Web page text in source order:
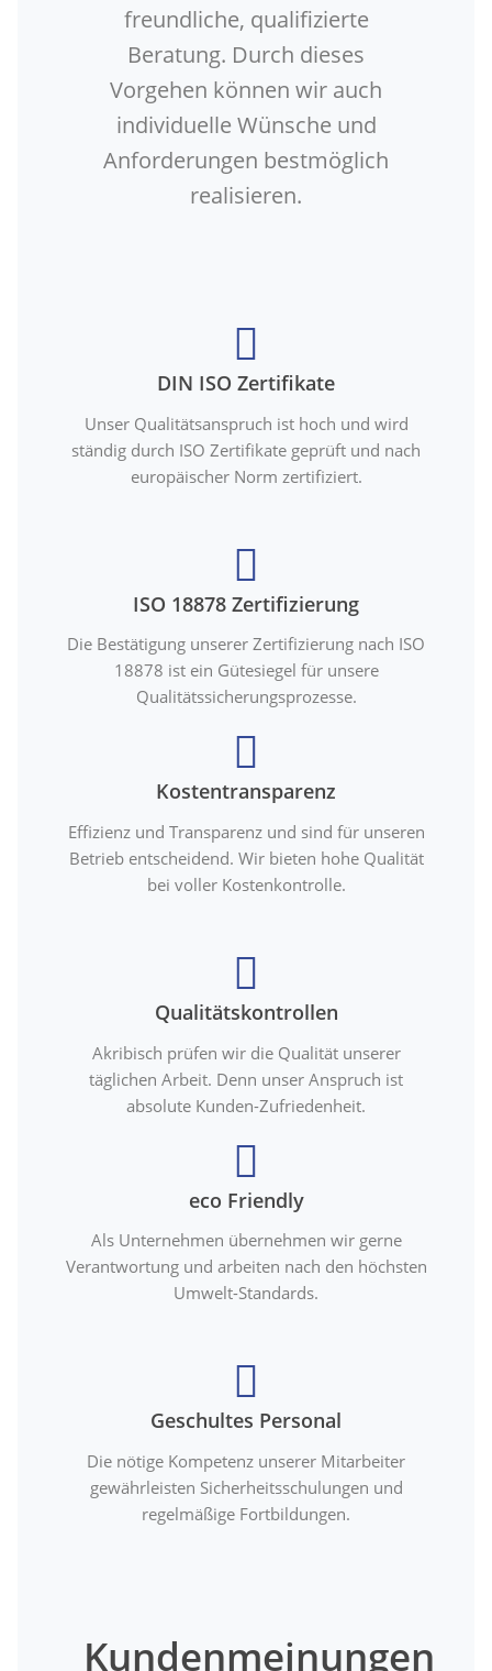
freundliche, qualifizierte
Beratung. Durch dieses
Vorgehen können wir auch
individuelle Wünsche und
Anforderungen bestmöglich
realisieren.
DIN ISO Zertifikate
Unser Qualitätsanspruch ist hoch und wird
ständig durch ISO Zertifikate geprüft und nach
europäischer Norm zertifiziert.
ISO 18878 Zertifizierung
Die Bestätigung unserer Zertifizierung nach ISO
18878 ist ein Gütesiegel für unsere
Qualitätssicherungsprozesse.
Kostentransparenz
Effizienz und Transparenz und sind für unseren
Betrieb entscheidend. Wir bieten hohe Qualität
bei voller Kostenkontrolle.
Qualitätskontrollen
Akribisch prüfen wir die Qualität unserer
täglichen Arbeit. Denn unser Anspruch ist
absolute Kunden-Zufriedenheit.
eco Friendly
Als Unternehmen übernehmen wir gerne
Verantwortung und arbeiten nach den höchsten
Umwelt-Standards.
Geschultes Personal
Die nötige Kompetenz unserer Mitarbeiter
gewährleisten Sicherheitsschulungen und
regelmäßige Fortbildungen.
Kundenmeinungen